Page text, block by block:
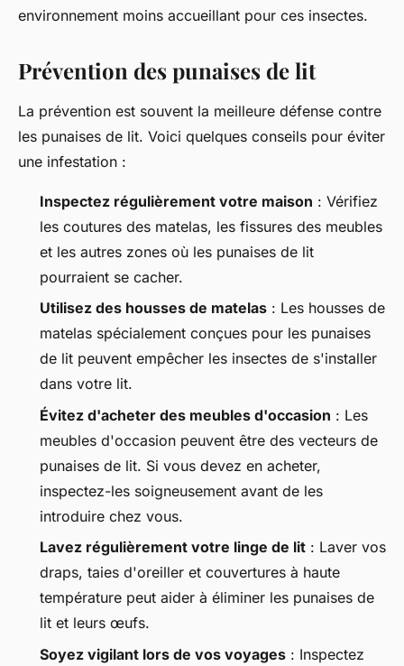
environnement moins accueillant pour ces insectes.
Prévention des punaises de lit
La prévention est souvent la meilleure défense contre
les punaises de lit. Voici quelques conseils pour éviter
une infestation :
Inspectez régulièrement votre maison : Vérifiez
les coutures des matelas, les fissures des meubles
et les autres zones où les punaises de lit
pourraient se cacher.
Utilisez des housses de matelas : Les housses de
matelas spécialement conçues pour les punaises
de lit peuvent empêcher les insectes de s'installer
dans votre lit.
Évitez d'acheter des meubles d'occasion : Les
meubles d'occasion peuvent être des vecteurs de
punaises de lit. Si vous devez en acheter,
inspectez-les soigneusement avant de les
introduire chez vous.
Lavez régulièrement votre linge de lit : Laver vos
draps, taies d'oreiller et couvertures à haute
température peut aider à éliminer les punaises de
lit et leurs œufs.
Soyez vigilant lors de vos voyages : Inspectez